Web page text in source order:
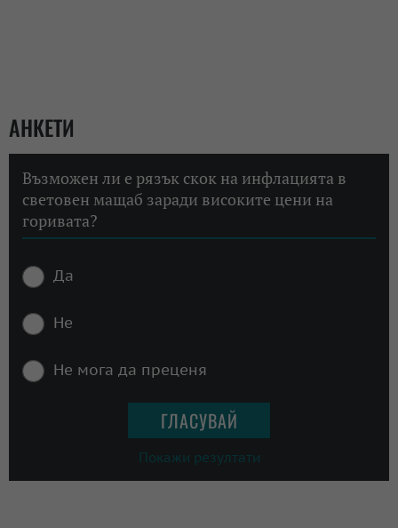
АНКЕТИ
Възможен ли е рязък скок на инфлацията в
световен мащаб заради високите цени на
горивата?
Да
Не
Не мога да преценя
Покажи резултати